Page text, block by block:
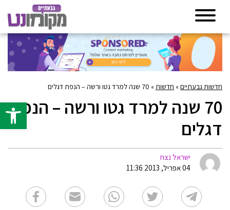
פתח
חדשות גבעתיים» חדשות » 70 שנה למרד גטו ורשה – הנפת דגלים
70 שנה למרד גטו ורשה – הנפת
דגלים
ישראל נצח
04 אפריל, 2013 11:36